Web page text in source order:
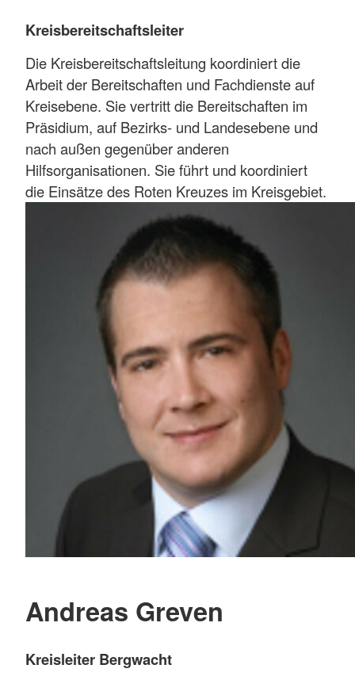
Kreisbereitschaftsleiter
Die Kreisbereitschaftsleitung koordiniert die
Arbeit der Bereitschaften und Fachdienste auf
Kreisebene. Sie vertritt die Bereitschaften im
Präsidium, auf Bezirks- und Landesebene und
nach außen gegenüber anderen
Hilfsorganisationen. Sie führt und koordiniert
die Einsätze des Roten Kreuzes im Kreisgebiet.
Andreas Greven
Kreisleiter Bergwacht